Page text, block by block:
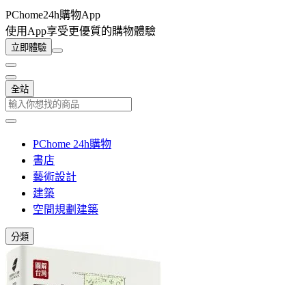
PChome24h購物App
使用App享受更優質的購物體驗
立即體驗
全站
PChome 24h購物
書店
藝術設計
建築
空間規劃建築
分類